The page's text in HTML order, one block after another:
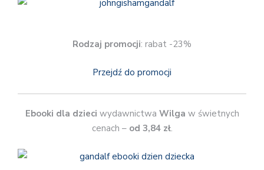
Rodzaj promocji: rabat -23%
Przejdź do promocji
Ebooki dla dzieci wydawnictwa Wilga w świetnych
cenach –od 3,84 zł.